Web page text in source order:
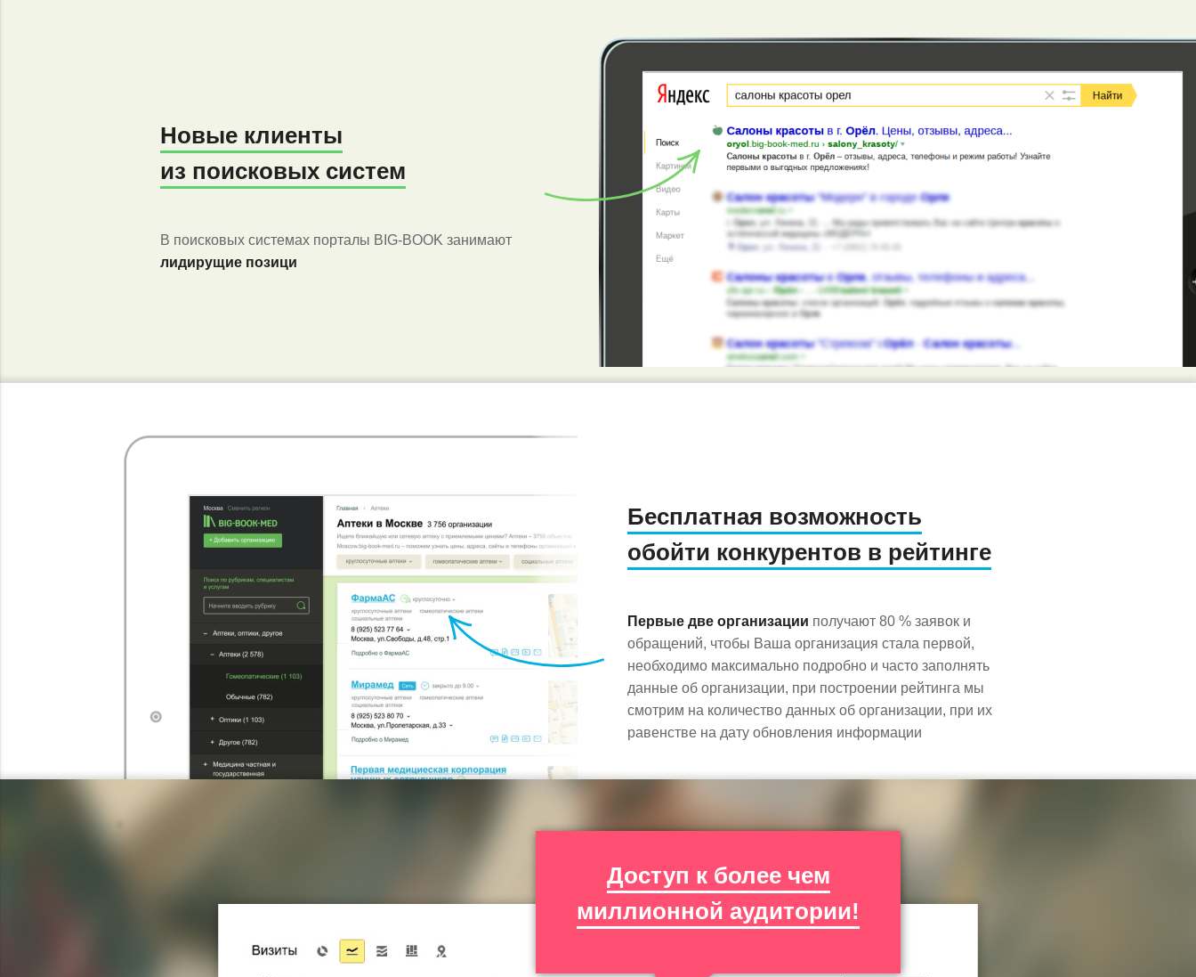
Новые клиенты
из поисковых систем
В поисковых системах порталы BIG-BOOK занимают
лидирущие позици
Бесплатная возможность
обойти конкурентов в рейтинге
Первые две организации получают 80 % заявок и
обращений, чтобы Ваша организация стала первой,
необходимо максимально подробно и часто заполнять
данные об организации, при построении рейтинга мы
смотрим на количество данных об организации, при их
равенстве на дату обновления информации
Доступ к более чем
миллионной аудитории!